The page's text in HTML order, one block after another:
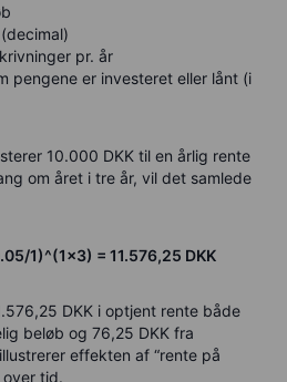
pr. år
pengene er investeret eller lånt (i
10.000 DKK til en årlig rente
om året i tre år, vil det samlede
1)^(1×3) = 11.576,25 DKK
DKK i optjent rente både
beløb og 76,25 DKK fra
effekten af “rente på
tid.